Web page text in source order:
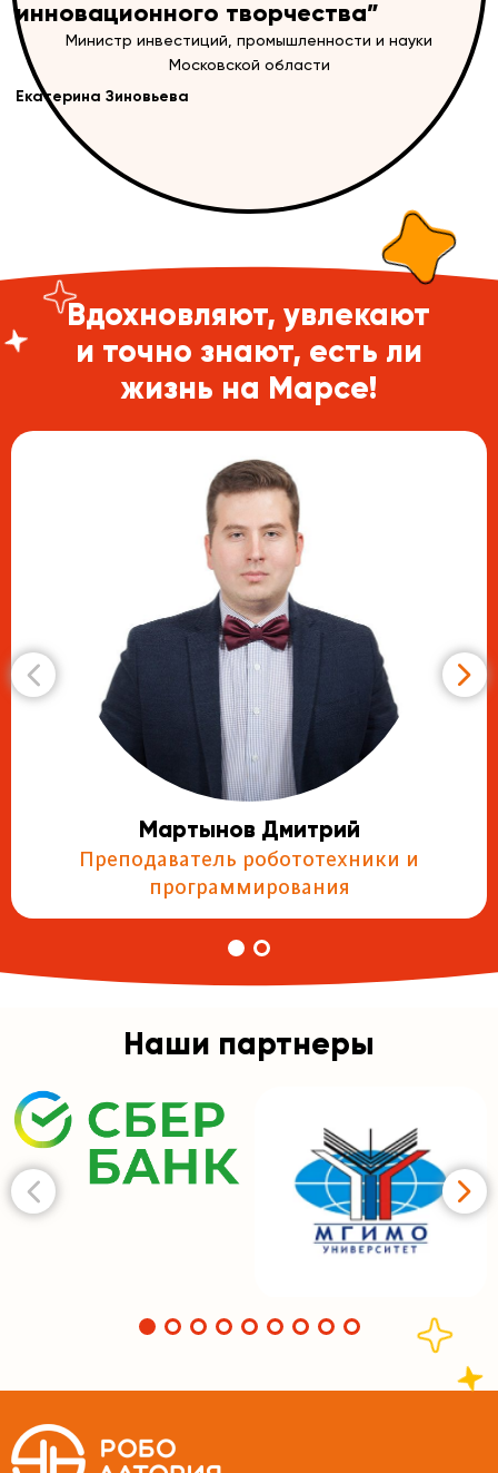
инновационного творчества”
Министр инвестиций, промышленности и науки
Московской области
Екатерина Зиновьева
Вдохновляют, увлекают
и точно знают, есть ли
жизнь на Марсе!
Мартынов Дмитрий
Преподаватель робототехники и
программирования
Наши партнеры